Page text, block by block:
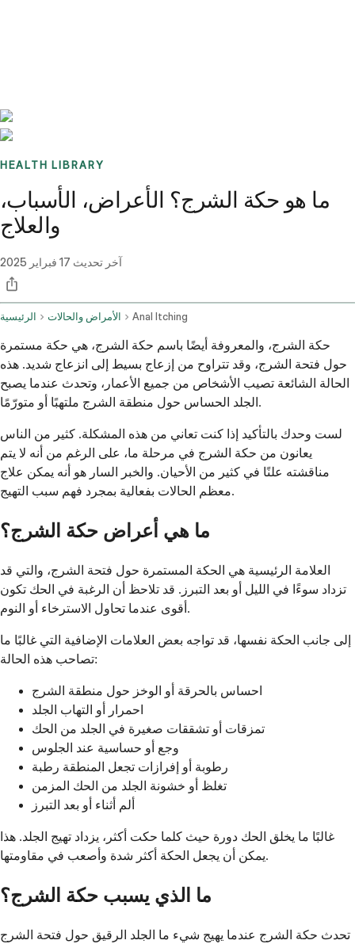
HEALTH LIBRARY
ما هو حكة الشرج؟ الأعراض، الأسباب،
والعلاج
آخر تحديث 17 فبراير 2025
الرئيسية الأمراض والحالات Anal Itching
حكة الشرج، والمعروفة أيضًا باسم حكة الشرج، هي حكة مستمرة
حول فتحة الشرج، وقد تتراوح من إزعاج بسيط إلى انزعاج شديد. هذه
الحالة الشائعة تصيب الأشخاص من جميع الأعمار، وتحدث عندما يصبح
الجلد الحساس حول منطقة الشرج ملتهبًا أو متورّمًا.
لست وحدك بالتأكيد إذا كنت تعاني من هذه المشكلة. كثير من الناس
يعانون من حكة الشرج في مرحلة ما، على الرغم من أنه لا يتم
مناقشته علنًا في كثير من الأحيان. والخبر السار هو أنه يمكن علاج
معظم الحالات بفعالية بمجرد فهم سبب التهيج.
ما هي أعراض حكة الشرج؟
العلامة الرئيسية هي الحكة المستمرة حول فتحة الشرج، والتي قد
تزداد سوءًا في الليل أو بعد التبرز. قد تلاحظ أن الرغبة في الحك تكون
أقوى عندما تحاول الاسترخاء أو النوم.
إلى جانب الحكة نفسها، قد تواجه بعض العلامات الإضافية التي غالبًا ما
تصاحب هذه الحالة:
احساس بالحرقة أو الوخز حول منطقة الشرج
احمرار أو التهاب الجلد
تمزقات أو تشققات صغيرة في الجلد من الحك
وجع أو حساسية عند الجلوس
رطوبة أو إفرازات تجعل المنطقة رطبة
تغلظ أو خشونة الجلد من الحك المزمن
ألم أثناء أو بعد التبرز
غالبًا ما يخلق الحك دورة حيث كلما حكت أكثر، يزداد تهيج الجلد. هذا
يمكن أن يجعل الحكة أكثر شدة وأصعب في مقاومتها.
ما الذي يسبب حكة الشرج؟
تحدث حكة الشرج عندما يهيج شيء ما الجلد الرقيق حول فتحة الشرج